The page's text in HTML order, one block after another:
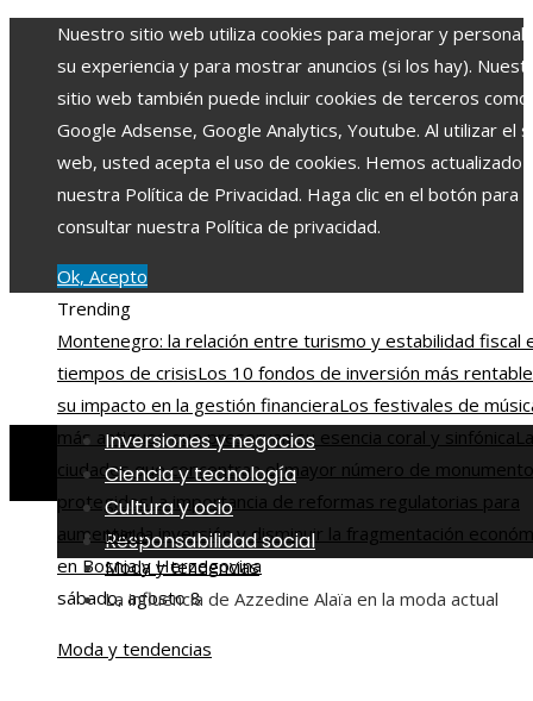
Nuestro sitio web utiliza cookies para mejorar y
su experiencia y para mostrar anuncios (si los hay).
sitio web también puede incluir cookies de terceros como
Google Adsense, Google Analytics, Youtube. Al utilizar el
web, usted acepta el uso de cookies. Hemos actualizado
nuestra Política de Privacidad. Haga clic en el botón para
consultar nuestra Política de privacidad.
Ok, Acepto
Trending
Montenegro: la relación entre turismo y estabilidad fiscal
tiempos de crisisLos 10 fondos de inversión más
su impacto en la gestión financieraLos festivales de
más antiguos que preservan su esencia coral y sinfónica
ciudades que concentran el mayor número de
protegidosLa importancia de reformas regulatorias para
aumentar la inversión y disminuir la fragmentación
en Bosnia y Herzegovina
sábado, agosto 8
Inversiones y negocios
Ciencia y tecnología
Cultura y ocio
Responsabilidad social
Inicio
Moda y tendencias
La influencia de Azzedine Alaïa en la moda actual
Moda y tendencias